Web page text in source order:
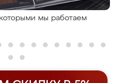
мы работаем